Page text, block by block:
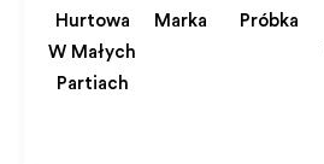
Hurtowa
W Małych
Partiach
Marka
Próbka